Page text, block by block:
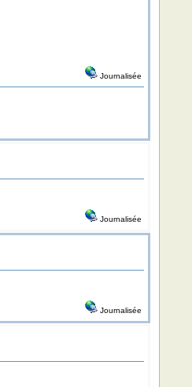
Journalisée
Journalisée
Journalisée